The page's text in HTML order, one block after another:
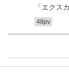
「エクス
48pv